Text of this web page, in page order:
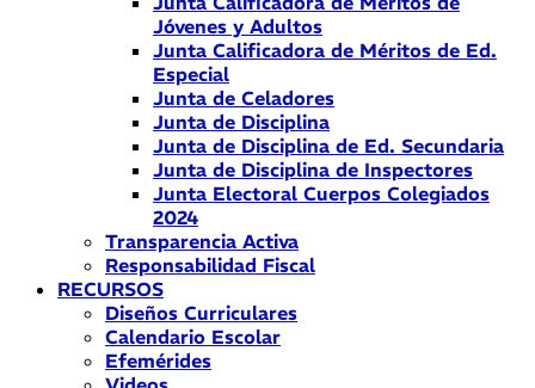
Jóvenes y Adultos
Junta Calificadora de Méritos de Ed.
Especial
Junta de Celadores
Junta de Disciplina
Junta de Disciplina de Ed. Secundaria
Junta de Disciplina de Inspectores
Junta Electoral Cuerpos Colegiados
2024
Transparencia Activa
Responsabilidad Fiscal
RECURSOS
Diseños Curriculares
Calendario Escolar
Efemérides